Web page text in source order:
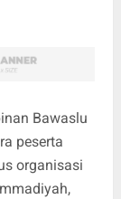
Bawaslu
peserta
organisasi